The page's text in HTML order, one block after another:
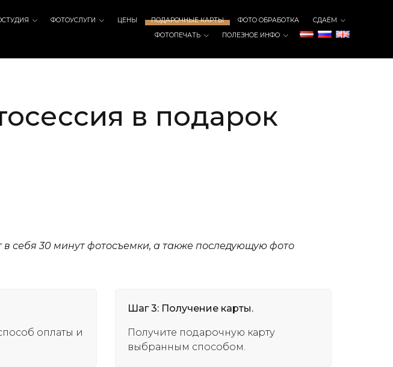
ФОТОУСЛУГИ ЦЕНЫ ПОДАРОЧНЫЕ КАРТЫ ФОТО ОБРАБОТКА
СДАЁМ
ФОТОПЕЧАТЬ
ПОЛЕЗНОЕ ИНФО
в подарок
себя 30 минут фотосъемки, а также последующую фото
оплаты и
Шаг 3: Получение карты.
Получите подарочную карту
выбранным способом.